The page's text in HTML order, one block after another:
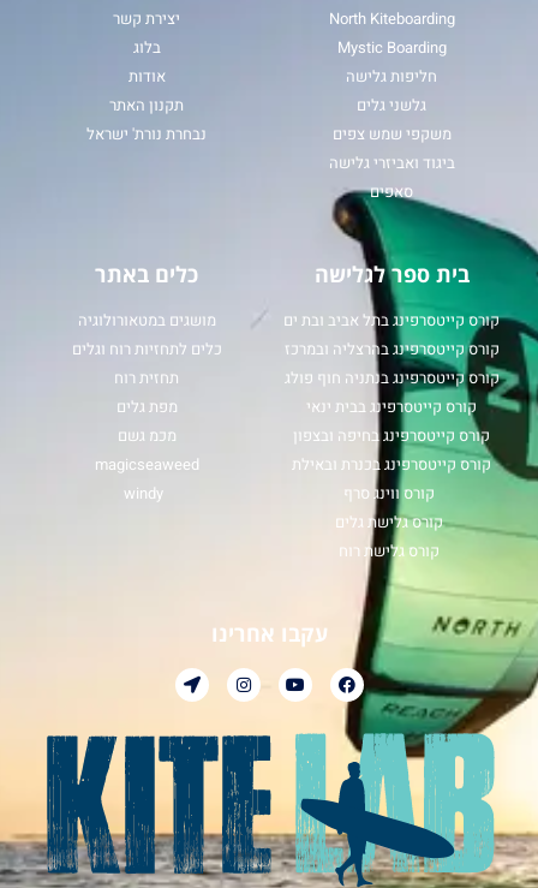
North Kiteboarding
Mystic Boarding
חליפות גלישה
גלשני גלים
משקפי שמש צפים
ביגוד ואביזרי גלישה
סאפים
יצירת קשר
בלוג
אודות
תקנון האתר
נבחרת נורת' ישראל
בית ספר לגלישה
קורס קייטסרפינג בתל אביב ובת ים
קורס קייטסרפינג בהרצליה ובמרכז
קורס קייטסרפינג בנתניה חוף פולג
קורס קייטסרפינג בבית ינאי
קורס קייטסרפינג בחיפה ובצפון
קורס קייטסרפינג בכנרת ובאילת
קורס ווינג סרף
קורס גלישת גלים
קורס גלישת רוח
כלים באתר
מושגים במטאורולוגיה
כלים לתחזיות רוח וגלים
תחזית רוח
מפת גלים
מכמ גשם
magicseaweed
windy
עקבו אחרינו